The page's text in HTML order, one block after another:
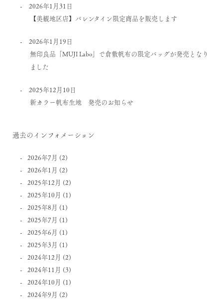
2026年1月31日
【美観地区店】バレンタイン限定商品を販売します
2026年1月19日
無印良品「MUJI Labo」で倉敷帆布の限定バッグが発売となり
ました
2025年12月10日
新カラー帆布生地 発売のお知らせ
過去のインフォメーション
2026年7月 (2)
2026年1月 (2)
2025年12月 (2)
2025年10月 (1)
2025年8月 (1)
2025年7月 (1)
2025年6月 (1)
2025年3月 (1)
2024年12月 (2)
2024年11月 (3)
2024年10月 (1)
2024年9月 (2)